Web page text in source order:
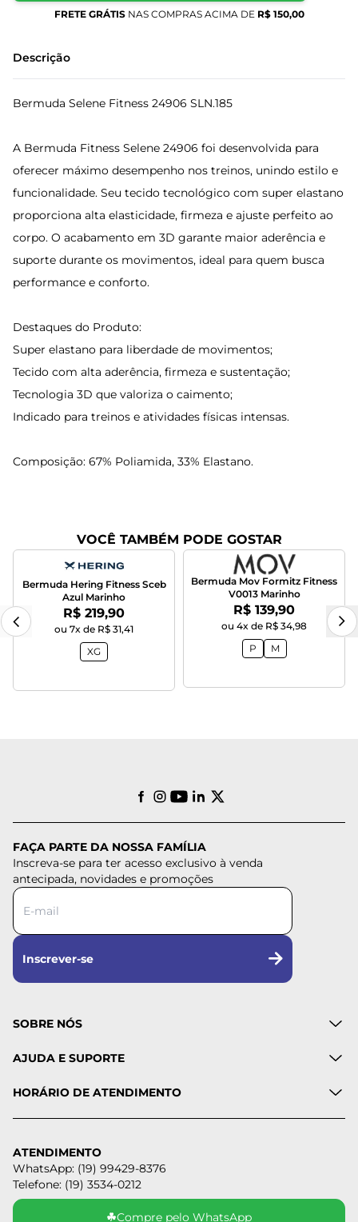
FRETE GRÁTISNAS COMPRAS ACIMA DE R$ 150,00
Descrição
Bermuda Selene Fitness 24906 SLN.185
A Bermuda Fitness Selene 24906 foi desenvolvida para
oferecer máximo desempenho nos treinos, unindo estilo e
funcionalidade. Seu tecido tecnológico com super elastano
proporciona alta elasticidade, firmeza e ajuste perfeito ao
corpo. O acabamento em 3D garante maior aderência e
suporte durante os movimentos, ideal para quem busca
performance e conforto.
Destaques do Produto:
Super elastano para liberdade de movimentos;
Tecido com alta aderência, firmeza e sustentação;
Tecnologia 3D que valoriza o caimento;
Indicado para treinos e atividades físicas intensas.
Composição: 67% Poliamida, 33% Elastano.
VOCÊ TAMBÉM PODE GOSTAR
Bermuda Hering Fitness Sceb
Azul Marinho
Por:
R$ 219,90
ou 7x de R$ 31,41
XG
Bermuda Mov Formitz Fitness
V0013 Marinho
Por:
R$ 139,90
ou 4x de R$ 34,98
P
M
FAÇA PARTE DA NOSSA FAMÍLIA
Inscreva-se para ter acesso exclusivo à venda
antecipada, novidades e promoções
Inscrever-se
SOBRE NÓS
AJUDA E SUPORTE
HORÁRIO DE ATENDIMENTO
ATENDIMENTO
WhatsApp: (19) 99429-8376
Telefone: (19) 3534-0212
☘Compre pelo WhatsApp